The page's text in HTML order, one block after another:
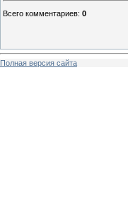
Всего комментариев: 0
Полная версия сайта